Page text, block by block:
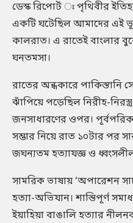
ডেস্ক রিপোর্ট ঃ পৃথিবীর
একটি ঘটেছিল আমাদের এই
কালরাত। এ রাতেই বাংলার
ঘনতমসা।
রাতের অন্ধকারে পাকিস্তানি
ঝাঁপিয়ে পড়েছিল নিরীহ-
জনসাধারণের ওপর।
সম্ভার নিয়ে রাত ১০টার পর
জঘন্যতম হত্যাযজ্ঞ ও
সামরিক ভাষায় ‘অপারেশন
হত্যা-অভিযান। শান্তিপূর্ণ
ইয়াহিয়া বাঙালি হত্যার